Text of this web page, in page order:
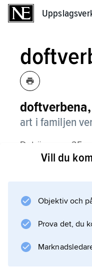
doftverbena,
art i familjen
Det är en ca 25
flerårig ört med
vita och 1–2 cm
Arten, som
Vill du
Objektiv och
Prova det, du